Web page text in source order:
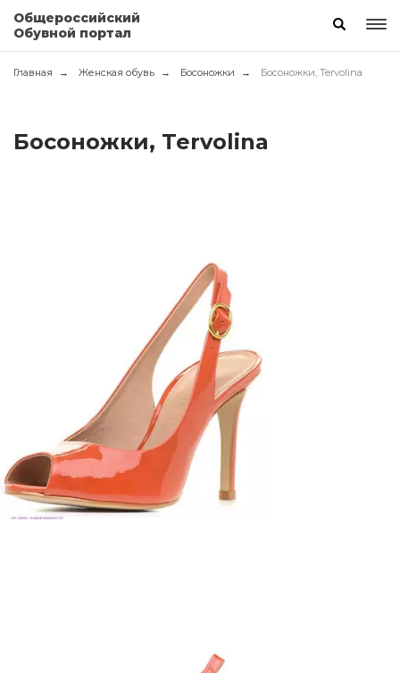
Общероссийский
Обувной портал
Главная Женская обувь Босоножки Босоножки, Tervolina
Босоножки, Tervolina